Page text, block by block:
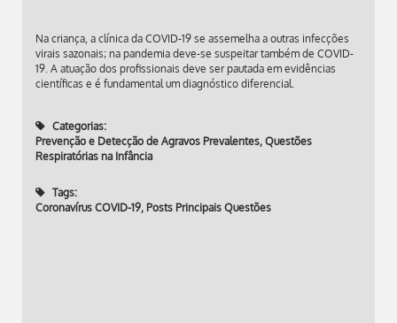
Na criança, a clínica da COVID-19 se assemelha a outras infecções
virais sazonais; na pandemia deve-se suspeitar também de COVID-
19. A atuação dos profissionais deve ser pautada em evidências
científicas e é fundamental um diagnóstico diferencial.
Categorias:
Prevenção e Detecção de Agravos Prevalentes, Questões
Respiratórias na Infância
Tags:
Coronavírus COVID-19, Posts Principais Questões